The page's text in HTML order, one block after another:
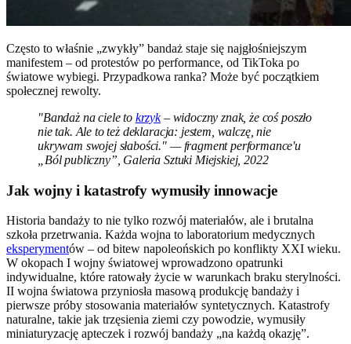
Często to właśnie „zwykły” bandaż staje się najgłośniejszym
manifestem – od protestów po performance, od TikToka po
światowe wybiegi. Przypadkowa ranka? Może być początkiem
społecznej rewolty.
"Bandaż na ciele to krzyk– widoczny znak, że coś poszło
nie tak. Ale to też deklaracja: jestem, walczę, nie
ukrywam swojej słabości." — fragment performance'u
„Ból publiczny”, Galeria Sztuki Miejskiej, 2022
Jak wojny i katastrofy wymusiły innowacje
Historia bandaży to nie tylko rozwój materiałów, ale i brutalna
szkoła przetrwania. Każda wojna to laboratorium medycznych
eksperymentów – od bitew napoleońskich po konflikty XXI wieku.
W okopach I wojny światowej wprowadzono opatrunki
indywidualne, które ratowały życie w warunkach braku sterylności.
II wojna światowa przyniosła masową produkcję bandaży i
pierwsze próby stosowania materiałów syntetycznych. Katastrofy
naturalne, takie jak trzęsienia ziemi czy powodzie, wymusiły
miniaturyzację apteczek i rozwój bandaży „na każdą okazję”.